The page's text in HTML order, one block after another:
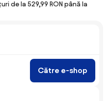
de la 529,99 RON până la
Către e-shop